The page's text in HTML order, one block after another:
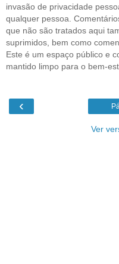
invasão de privacidade
qualquer pessoa.
que não são tratados aqui
suprimidos, bem como
Este é um espaço público e
mantido limpo para o bem-
‹
Ver